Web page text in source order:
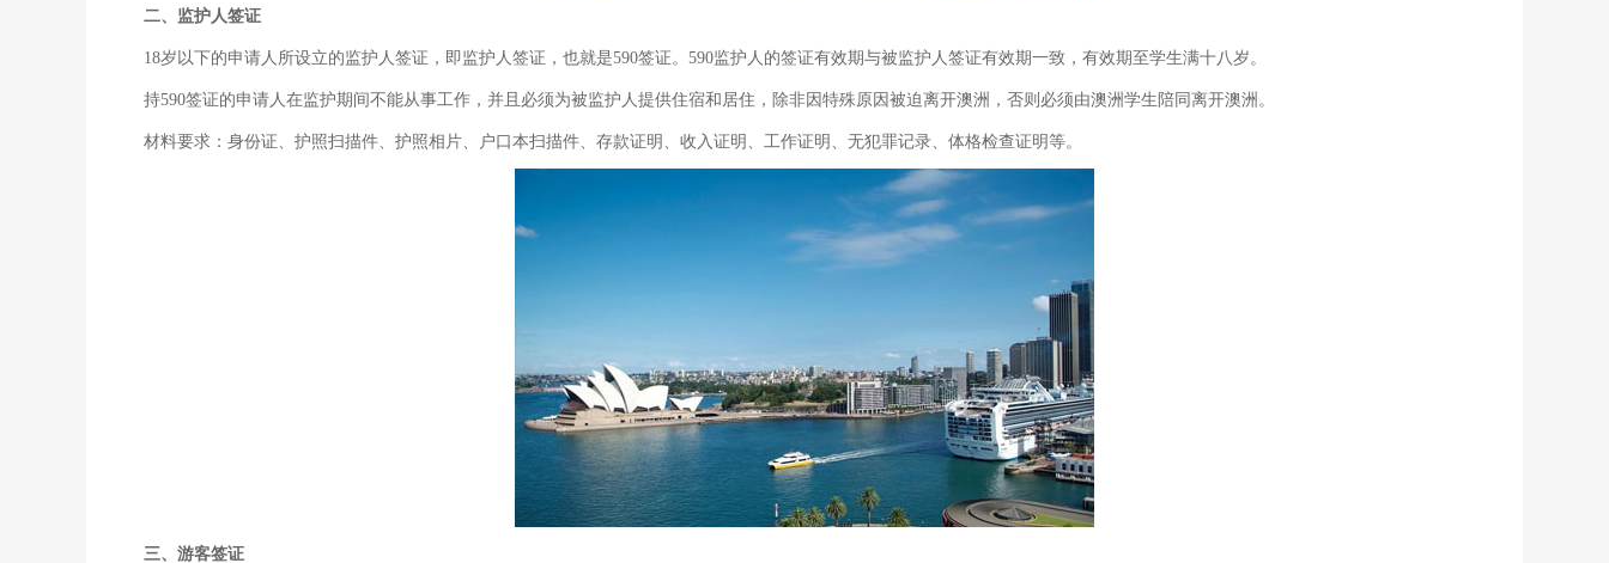
二、监护人签证
18岁以下的申请人所设立的监护人签证，即监护人签证，也就是590签证。590监护人的签证有效期与被监护人签证有效期一致，有效期至学生满十八岁。
持590签证的申请人在监护期间不能从事工作，并且必须为被监护人提供住宿和居住，除非因特殊原因被迫离开澳洲，否则必须由澳洲学生陪同离开澳洲。
材料要求：身份证、护照扫描件、护照相片、户口本扫描件、存款证明、收入证明、工作证明、无犯罪记录、体格检查证明等。
三、游客签证